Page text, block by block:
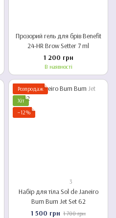
Прозорий гель для брів Benefit
24-HR Brow Setter 7 ml
1 200 грн
В наявності
Розпродаж
Хіт
−12%
3
Набір для тіла Sol de Janeiro
Bum Bum Jet Set 62
1 500 грн 1 700 грн